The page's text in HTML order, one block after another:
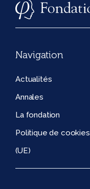
Navigation
Actualités
Annales
La fondation
Politique de cookies
(UE)